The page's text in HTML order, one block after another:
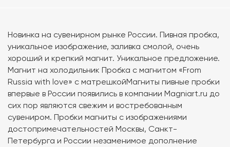
Новинка на сувенирном рынке России. Пивная пробка,
уникальное изображение, заливка смолой, очень
хороший и крепкий магнит. Уникальное предложение.
Магнит на холодильник Пробка с магнитом «From
Russia with love» с матрешкойМагниты пивные пробки
впервые в России появились в компании Magniart.ru до
сих пор являются свежим и востребованным
сувениром. Пробки магниты с изображениями
достопримечательностей Москвы, Санкт-
Петербурга и России незаменимое дополнение